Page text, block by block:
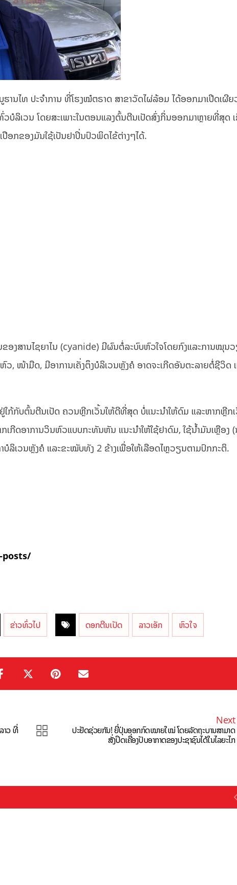
ານໄທ ປະຈໍາການ ທີ່ໂຮງໝໍຕຣາດ ສາຂາວັດໄຜ່ລ້ອມ ໄດ້ອອກມາເປີດເຜີຍ
ບໍລິເວນ ໂດຍສະເພາະໃນຕອນແລງຕົ້ນຕີນເປັດສົ່ງກິ່ນອອກມາຫຼາຍທີ່ສຸດ
ອກຂອງມັນໃຊ້ເປັນຢາປິ່ນປົວພິດໄຂ້ຕ່າງໆໄດ້.
ອງສານໄຊຍາໄນ (cyanide) ມີຜົນຕໍ່ລະບົບຫົວໃຈໂດຍກົງແລະການໝຸນ
ວ, ໜ້າມືດ, ມີອາການເຄັ່ງຕຶງບໍລິເວນຫຼັງຄໍ ອາດຈະເກີດອັນຕະລາຍຕໍ່ຊີວິດ
ກ້ກັບຕົ້ນຕີນເປັດ ຄວນຫຼີກເວັ້ນໃຫ້ດີທີ່ສຸດ ບໍ່ແນະນຳໃຫ້ດົມ ແລະຫາກຫຼີກ
ເກີດອາການວິນຫົວແບບກະທັນຫັນ ແນະນຳໃຫ້ໃຊ້ຢາດົມ, ໃຊ້ນ້ຳມັນເຫຼືອງ
ລິເວນຫຼັງຄໍ ແລະຂະໝັບທັງ 2 ຂ້າງເພື່ອໃຫ້ເລືອດໄຫຼວຽນຕາມປົກກະຕິ.
ຂ່າວທົ່ວໄປ ດອກຕີນເປັດ ລາວເອັກ ຫົວໃຈ
າວ ທີ່
Next
ປະຢັດຊ່ວຍກັນ! ຍີ່ປຸ່ນອອກກົດໝາຍໃໝ່ ໂດຍລັດຖະບານສາມາດ
ສັ່ງປິດເຄື່ອງປັບອາກາດຂອງປະຊາຊົນໄດ້ໃນໄລຍະໄກ